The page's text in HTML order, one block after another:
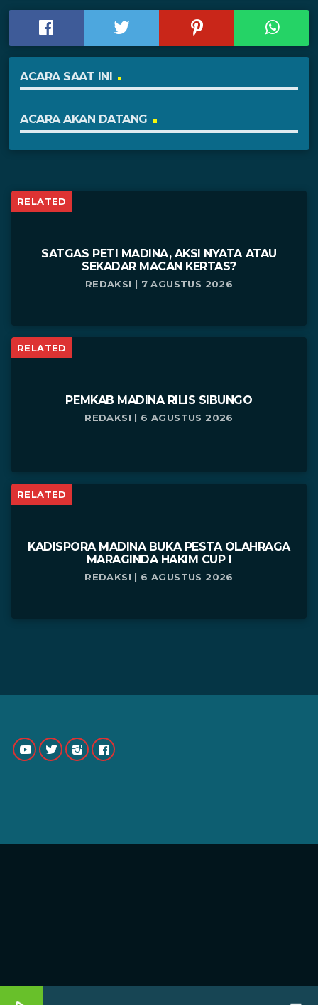
ACARA SAAT INI
ACARA AKAN DATANG
RELATED
SATGAS PETI MADINA, AKSI NYATA ATAU
SEKADAR MACAN KERTAS?
REDAKSI | 7 AGUSTUS 2026
RELATED
PEMKAB MADINA RILIS SIBUNGO
REDAKSI | 6 AGUSTUS 2026
RELATED
KADISPORA MADINA BUKA PESTA OLAHRAGA
MARAGINDA HAKIM CUP I
REDAKSI | 6 AGUSTUS 2026